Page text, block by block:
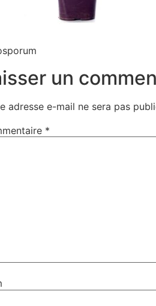
un
adresse e-mail ne sera pas
*